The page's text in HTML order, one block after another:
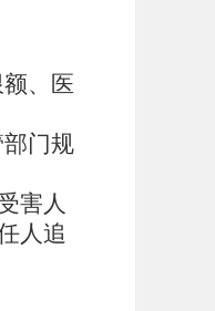
、医
门规
害人
人追